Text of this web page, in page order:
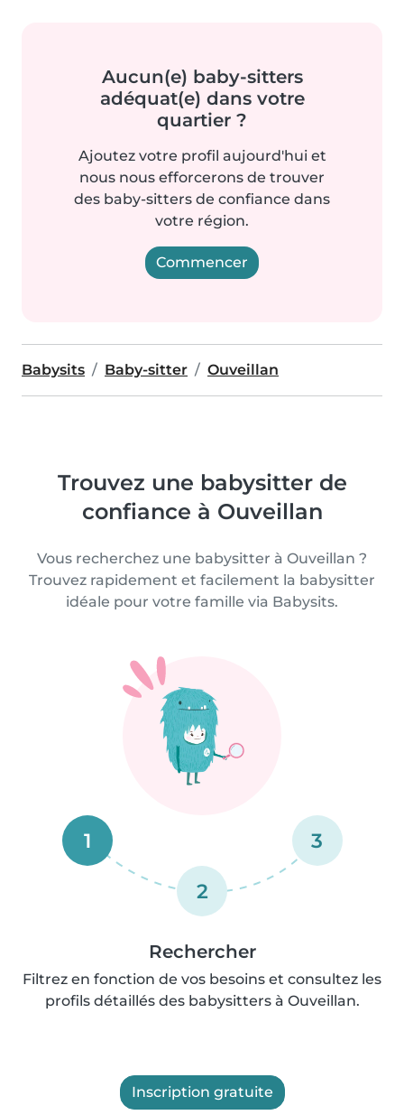
Aucun(e) baby-sitters
adéquat(e) dans votre
quartier ?
Ajoutez votre profil aujourd'hui et
nous nous efforcerons de trouver
des baby-sitters de confiance dans
votre région.
Commencer
Babysits Baby-sitter Ouveillan
Trouvez une babysitter de
confiance à Ouveillan
Vous recherchez une babysitter à Ouveillan ?
Trouvez rapidement et facilement la babysitter
idéale pour votre famille via Babysits.
1
2
3
Rechercher
Filtrez en fonction de vos besoins et consultez les
profils détaillés des babysitters à Ouveillan.
Inscription gratuite